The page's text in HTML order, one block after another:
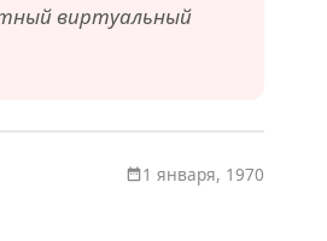
виртуальный
1 января, 1970